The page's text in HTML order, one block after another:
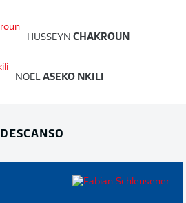
HUSSEYN CHAKROUN
NOEL ASEKO NKILI
DESCANSO